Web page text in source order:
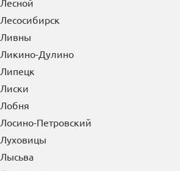
Ленинск-Кузнецкий
Лесной
Лесосибирск
Ливны
Ликино-Дулино
Липецк
Лиски
Лобня
Лосино-Петровский
Луховицы